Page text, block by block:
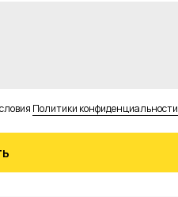
Политики конфиденциальности